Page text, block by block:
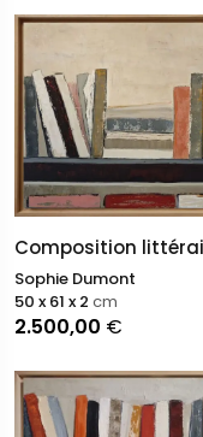
Composition
Sophie Dumont
2.500,00 €
50 x 61 x 2 cm